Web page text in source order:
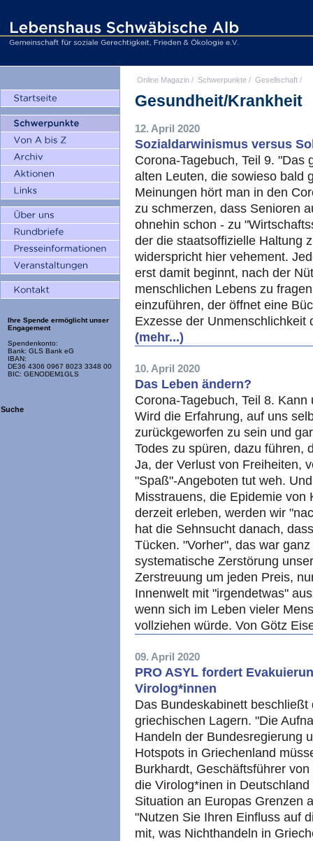
Ihre Spende ermöglicht unser
Engagement
Spendenkonto:
Bank: GLS Bank eG
IBAN:
DE36 4306 0967 8023 3348 00
BIC: GENODEM1GLS
Suche
Online Magazin / Schwerpunkte / Gesellschaft /
Gesundheit/Krankheit
12. April 2020
Sozialdarwinismus versus
Corona-Tagebuch, Teil 9.
alten Leuten, die sowieso bald
Meinungen hört man in den
zu schmerzen, dass Senioren
ohnehin schon - zu
der die staatsoffizielle Haltung
widerspricht hier vehement.
erst damit beginnt, nach der
menschlichen Lebens zu
einzuführen, der öffnet eine
Exzesse der Unmenschlichkeit
(mehr...)
10. April 2020
Das Leben ändern?
Corona-Tagebuch, Teil 8.
Wird die Erfahrung, auf uns
zurückgeworfen zu sein und
Todes zu spüren, dazu führen,
Ja, der Verlust von Freiheiten,
"Spaß"-Angeboten tut weh.
Misstrauens, die Epidemie von
derzeit erleben, werden wir
hat die Sehnsucht danach,
Tücken. "Vorher", das war
systematische Zerstörung
Zerstreuung um jeden Preis,
Innenwelt mit "irgendetwas"
wenn sich im Leben vieler
vollziehen würde. Von Götz
09. April 2020
PRO ASYL fordert
Virolog*innen
Das Bundeskabinett
griechischen Lagern. "Die
Handeln der Bundesregierung
Hotspots in Griechenland
Burkhardt, Geschäftsführer
die Virolog*inen in
Situation an Europas Grenzen
"Nutzen Sie Ihren Einfluss auf
mit, was Nichthandeln in